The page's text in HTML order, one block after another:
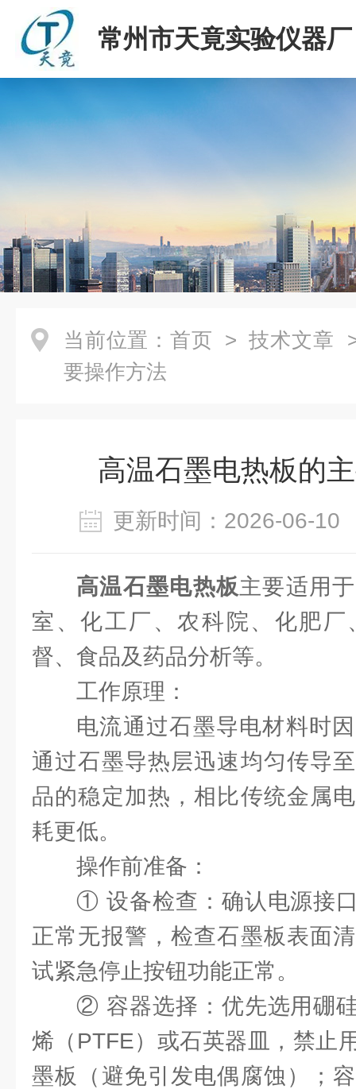
常州市天竟实验仪器厂
当前位置： 首页 > 技术文章
要操作方法
高温石墨电热板的
更新时间：2026-06-
高温石墨电热板主要适用
室、化工厂、农科院、化肥
督、食品及药品分析等。
工作原理：
电流通过石墨导电材料时
通过石墨导热层迅速均匀传导
品的稳定加热，相比传统金属
耗更低。
操作前准备：
① ‌设备检查‌：确认电源接
正常无报警，检查石墨板表面
试紧急停止按钮功能正常。
② ‌容器选择‌：优先选用硼
烯（PTFE）或石英器皿，禁止
墨板（避免引发电偶腐蚀）；